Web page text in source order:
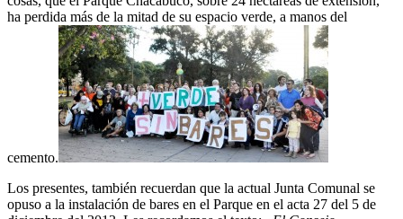
ha perdida más de la mitad de su espacio verde, a manos del
cemento.
Los presentes, también recuerdan que la actual Junta Comunal se
opuso a la instalación de bares en el Parque en el acta 27 del 5 de